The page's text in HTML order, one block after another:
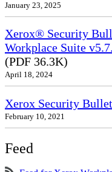
January 23, 2025
Xerox® Security
Workplace Suite
(PDF 36.3K)
April 18, 2024
Xerox Security
February 10, 2021
Feed